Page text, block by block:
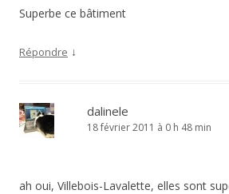
Superbe ce bâtiment
Répondre ↓
dalinele
18 février 2011 à 0 h 48 min
ah oui, Villebois-Lavalette, elles sont